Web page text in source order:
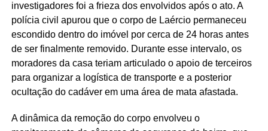
investigadores foi a frieza dos envolvidos após o ato. A
polícia civil apurou que o corpo de Laércio permaneceu
escondido dentro do imóvel por cerca de 24 horas antes
de ser finalmente removido. Durante esse intervalo, os
moradores da casa teriam articulado o apoio de terceiros
para organizar a logística de transporte e a posterior
ocultação do cadáver em uma área de mata afastada.
A dinâmica da remoção do corpo envolveu o